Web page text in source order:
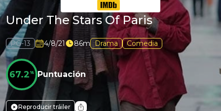
Under The Stars Of Paris
PG-13 4/8/21 86m Drama Comedia
67.2% Puntuación
Reproducir tráiler